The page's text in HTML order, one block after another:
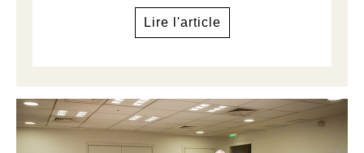
Lire l'article